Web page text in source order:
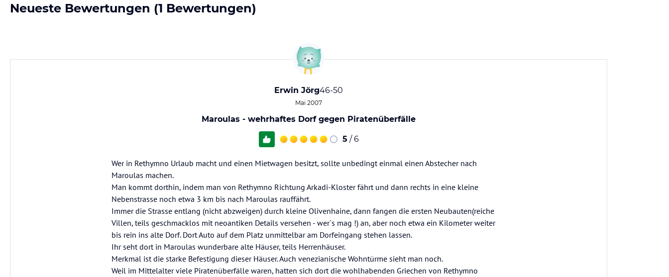
Neueste Bewertungen (1 Bewertungen)
Erwin Jörg46-50
Mai 2007
Maroulas - wehrhaftes Dorf gegen Piratenüberfälle
5 / 6
Wer in Rethymno Urlaub macht und einen Mietwagen besitzt, sollte unbedingt einmal einen Abstecher nach
Maroulas machen.
Man kommt dorthin, indem man von Rethymno Richtung Arkadi-Kloster fährt und dann rechts in eine kleine
Nebenstrasse noch etwa 3 km bis nach Maroulas rauffährt.
Immer die Strasse entlang (nicht abzweigen) durch kleine Olivenhaine, dann fangen die ersten Neubauten(reiche
Villen, teils geschmacklos mit neoantiken Details versehen - wer`s mag !) an, aber noch etwa ein Kilometer weiter
bis rein ins alte Dorf. Dort Auto auf dem Platz unmittelbar am Dorfeingang stehen lassen.
Ihr seht dort in Maroulas wunderbare alte Häuser, teils Herrenhäuser.
Merkmal ist die starke Befestigung dieser Häuser. Auch venezianische Wohntürme sieht man noch.
Weil im Mittelalter viele Piratenüberfälle waren, hatten sich dort die wohlhabenden Griechen von Rethymno